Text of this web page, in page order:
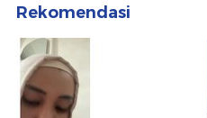
Rekomendasi